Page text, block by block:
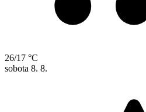
26/17 °C
sobota 8. 8.